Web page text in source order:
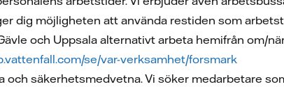
dig möjligheten att använda restiden som
och Uppsala alternativt arbeta hemifrån om/
se/var-verksamhet/forsmark
och säkerhetsmedvetna. Vi söker medarbetare